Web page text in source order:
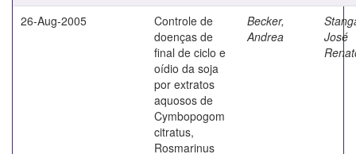
26-Aug-2005
Controle de
doenças de
final de ciclo e
oídio da soja
por extratos
aquosos de
Cymbopogom
citratus,
Rosmarinus
Becker,
Andrea
José